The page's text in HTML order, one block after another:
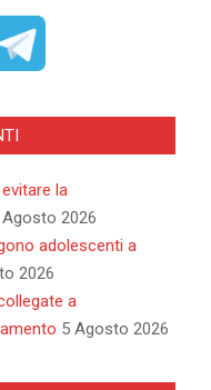
la
Agosto 2026
adolescenti a
2026
a
5 Agosto 2026